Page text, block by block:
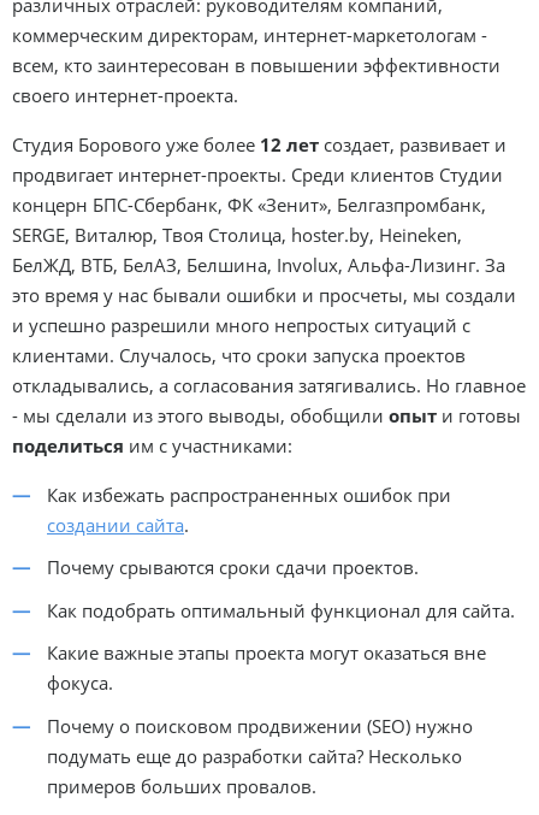
коммерческим директорам, интернет-маркетологам -
всем, кто заинтересован в повышении эффективности
своего интернет-проекта.
Студия Борового уже более 12 лет создает, развивает и
продвигает интернет-проекты. Среди клиентов Студии
концерн БПС-Сбербанк, ФК «Зенит», Белгазпромбанк,
SERGE, Виталюр, Твоя Столица, hoster.by, Heineken,
БелЖД, ВТБ, БелАЗ, Белшина, Involux, Альфа-Лизинг. За
это время у нас бывали ошибки и просчеты, мы создали
и успешно разрешили много непростых ситуаций с
клиентами. Случалось, что сроки запуска проектов
откладывались, а согласования затягивались. Но главное
- мы сделали из этого выводы, обобщили опыт и готовы
поделиться им с участниками:
Как избежать распространенных ошибок при
создании сайта.
Почему срываются сроки сдачи проектов.
Как подобрать оптимальный функционал для сайта.
Какие важные этапы проекта могут оказаться вне
фокуса.
Почему о поисковом продвижении (SEO) нужно
подумать еще до разработки сайта? Несколько
примеров больших провалов.